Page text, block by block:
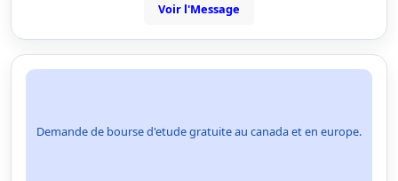
Voir l'Message
Demande de bourse d'etude gratuite au canada et en europe.